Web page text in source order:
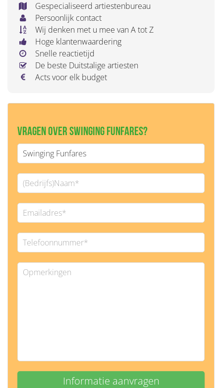
Gespecialiseerd artiestenbureau
Persoonlijk contact
Wij denken met u mee van A tot Z
Hoge klantenwaardering
Snelle reactietijd
De beste Duitstalige artiesten
Acts voor elk budget
Vragen over Swinging Funfares?